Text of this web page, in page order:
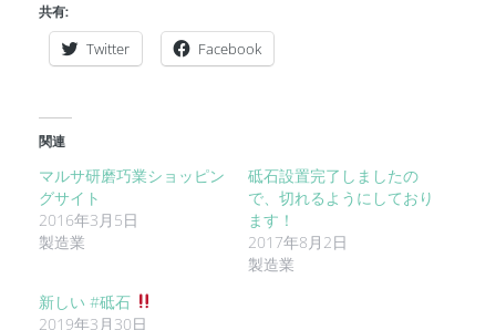
共有:
Twitter Facebook
関連
マルサ研磨巧業ショッピン
グサイト
2016年3月5日
製造業
砥石設置完了しましたの
で、切れるようにしており
ます！
2017年8月2日
製造業
新しい #砥石
2019年3月30日